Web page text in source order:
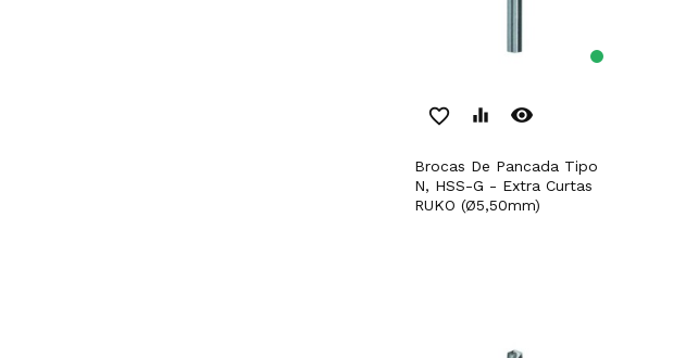
favorite_border equalizer remove_red_eye
Brocas De Pancada Tipo
N, HSS-G - Extra Curtas
RUKO (Ø5,50mm)